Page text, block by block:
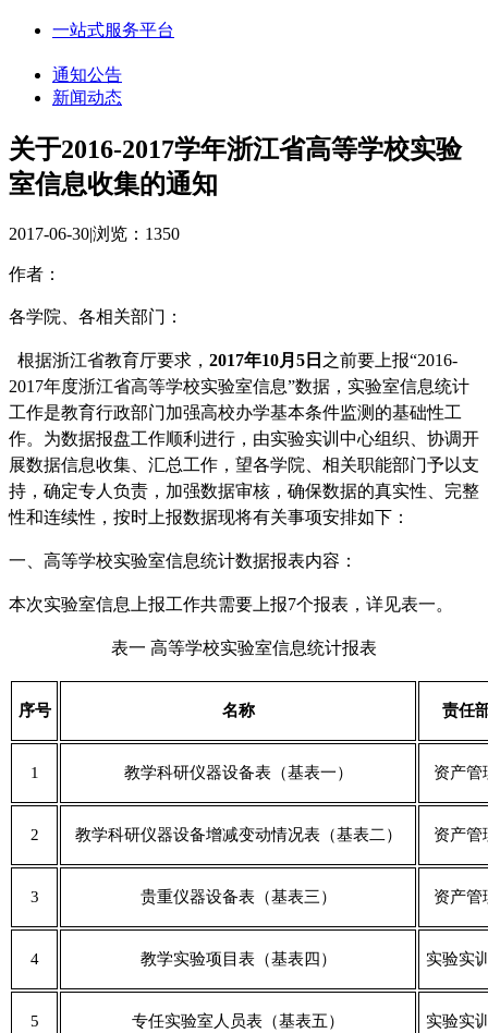
一站式服务平台
通知公告
新闻动态
关于2016-2017学年浙江省高等学校实验
室信息收集的通知
2017-06-30|浏览： 1350
作者：
各学院、各相关部门：
根据浙江省教育厅要求， 2017年10月 5 日 之前要上报“2016-
201 7年度浙江省高等学校实验室信息”数据， 实验室信息统计
工作是教育行政部门加强高校办学基本条件监测的基础性工
作。 为数据报盘工作顺利进行， 由实验实训中心组织、协调开
展数据信息收集 、汇总工作，望各学院、相关职能部门予以支
持 ， 确定专人负责，加强数据审核，确保数据的真实性、完整
性和连续性，按时上报数据现将有关事项安排如下 ：
一、高等学校实验室信息统计数据报表内容：
本次实验室信息上报工作共需要上报7个报表，详见表一。
表一 高等学校实验室信息统计报表
序号 名称 责任
1 教学科研仪器设备表（基表一） 资产管
2 教学科研仪器设备增减变动情况表（基表二） 资产管
3 贵重仪器设备表（基表三） 资产管
4 教学实验项目表（基表四） 实验实
5 专任实验室人员表（基表五） 实验实